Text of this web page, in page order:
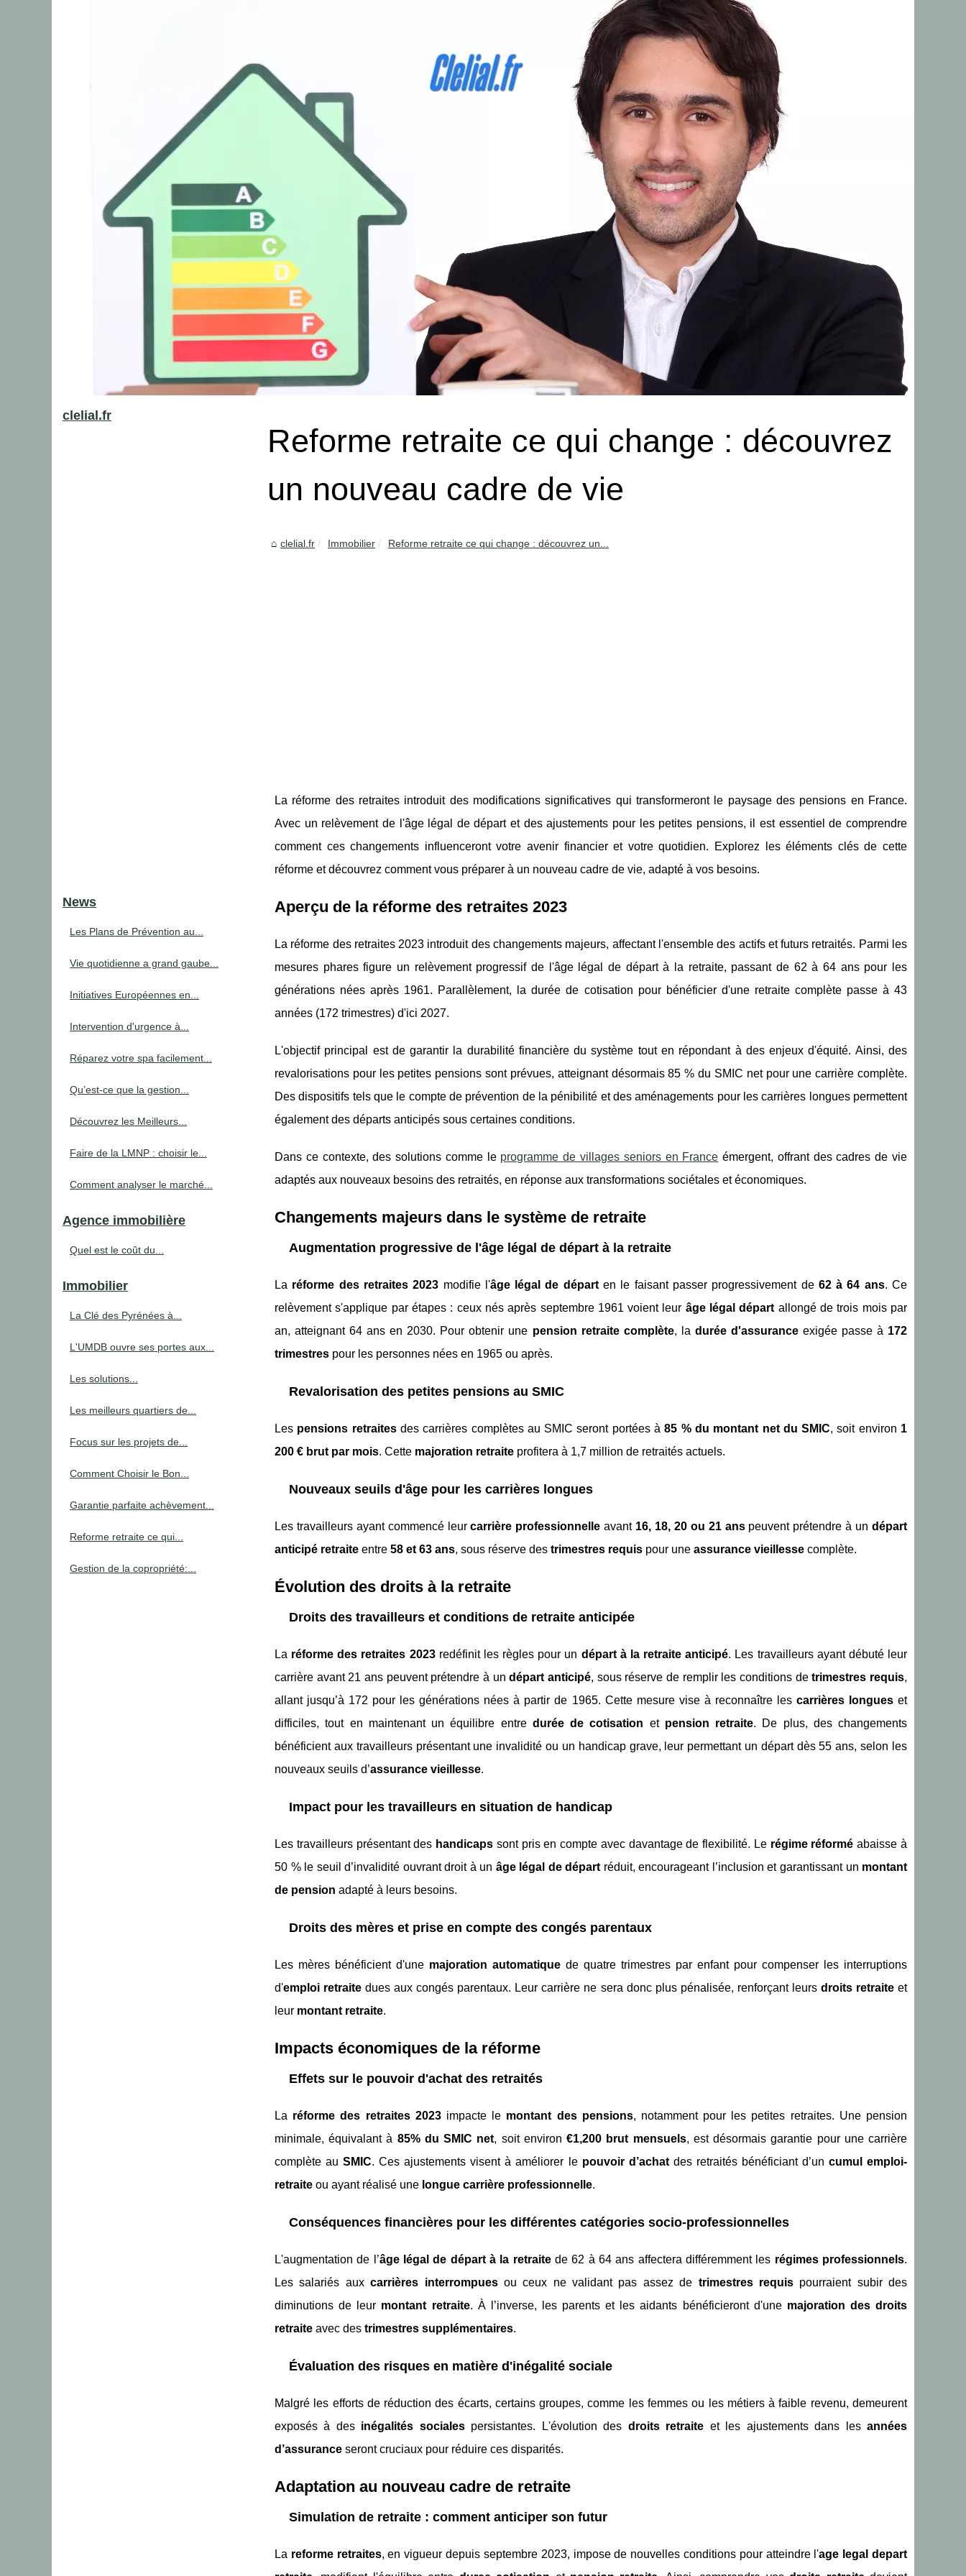
Reforme retraite ce qui change : découvrez
un nouveau cadre de vie
clelial.fr Immobilier Reforme retraite ce qui change : découvrez un...
La réforme des retraites introduit des modifications significatives qui transformeront le paysage des pensions en France.
Avec un relèvement de l'âge légal de départ et des ajustements pour les petites pensions, il est essentiel de comprendre
comment ces changements influenceront votre avenir financier et votre quotidien. Explorez les éléments clés de cette
réforme et découvrez comment vous préparer à un nouveau cadre de vie, adapté à vos besoins.
Aperçu de la réforme des retraites 2023
La réforme des retraites 2023 introduit des changements majeurs, affectant l'ensemble des actifs et futurs retraités. Parmi les
mesures phares figure un relèvement progressif de l'âge légal de départ à la retraite, passant de 62 à 64 ans pour les
générations nées après 1961. Parallèlement, la durée de cotisation pour bénéficier d'une retraite complète passe à 43
années (172 trimestres) d'ici 2027.
L'objectif principal est de garantir la durabilité financière du système tout en répondant à des enjeux d'équité. Ainsi, des
revalorisations pour les petites pensions sont prévues, atteignant désormais 85 % du SMIC net pour une carrière complète.
Des dispositifs tels que le compte de prévention de la pénibilité et des aménagements pour les carrières longues permettent
également des départs anticipés sous certaines conditions.
Dans ce contexte, des solutions comme le programme de villages seniors en France émergent, offrant des cadres de vie
adaptés aux nouveaux besoins des retraités, en réponse aux transformations sociétales et économiques.
Changements majeurs dans le système de retraite
Augmentation progressive de l'âge légal de départ à la retraite
La réforme des retraites 2023 modifie l'âge légal de départen le faisant passer progressivement de 62 à 64 ans. Ce
relèvement s'applique par étapes : ceux nés après septembre 1961 voient leur âge légal départ allongé de trois mois par
an, atteignant 64 ans en 2030. Pour obtenir une pension retraite complète, la durée d'assuranceexigée passe à 172
trimestres pour les personnes nées en 1965 ou après.
Revalorisation des petites pensions au SMIC
Les pensions retraitesdes carrières complètes au SMIC seront portées à85 % du montant net du SMIC, soit environ 1
200 € brut par mois. Cette majoration retraite profitera à 1,7 million de retraités actuels.
Nouveaux seuils d'âge pour les carrières longues
Les travailleurs ayant commencé leurcarrière professionnelle avant 16, 18, 20 ou 21 anspeuvent prétendre à undépart
anticipé retraite entre 58 et 63 ans, sous réserve des trimestres requis pour une assurance vieillesse complète.
Évolution des droits à la retraite
Droits des travailleurs et conditions de retraite anticipée
La réforme des retraites 2023redéfinit les règles pour un départ à la retraite anticipé. Les travailleurs ayant débuté leur
carrière avant 21 ans peuvent prétendre à undépart anticipé, sous réserve de remplir les conditions detrimestres requis,
allant jusqu’à 172 pour les générations nées à partir de 1965. Cette mesure vise à reconnaître les carrières longueset
difficiles, tout en maintenant un équilibre entre durée de cotisation et pension retraite. De plus, des changements
bénéficient aux travailleurs présentant une invalidité ou un handicap grave, leur permettant un départ dès 55 ans, selon les
nouveaux seuils d’assurance vieillesse.
Impact pour les travailleurs en situation de handicap
Les travailleurs présentant des handicaps sont pris en compte avec davantage de flexibilité. Le régime réformé abaisse à
50 % le seuil d’invalidité ouvrant droit à un âge légal de départ réduit, encourageant l’inclusion et garantissant un montant
de pension adapté à leurs besoins.
Droits des mères et prise en compte des congés parentaux
Les mères bénéficient d'une majoration automatique de quatre trimestres par enfant pour compenser les interruptions
d'emploi retraite dues aux congés parentaux. Leur carrière ne sera donc plus pénalisée, renforçant leurs droits retraiteet
leur montant retraite.
Impacts économiques de la réforme
Effets sur le pouvoir d'achat des retraités
La réforme des retraites 2023impacte le montant des pensions, notamment pour les petites retraites. Une pension
minimale, équivalant à 85% du SMIC net, soit environ€1,200 brut mensuels, est désormais garantie pour une carrière
complète auSMIC. Ces ajustements visent à améliorer le pouvoir d’achatdes retraités bénéficiant d’un cumul emploi-
retraite ou ayant réalisé une longue carrière professionnelle.
Conséquences financières pour les différentes catégories socio-professionnelles
L'augmentation de l’âge légal de départ à la retraitede 62 à 64 ans affectera différemment les régimes professionnels.
Les salariés auxcarrières interrompuesou ceux ne validant pas assez de trimestres requispourraient subir des
diminutions de leur montant retraite. À l’inverse, les parents et les aidants bénéficieront d'une majoration des droits
retraite avec des trimestres supplémentaires.
Évaluation des risques en matière d'inégalité sociale
Malgré les efforts de réduction des écarts, certains groupes, comme les femmes ou les métiers à faible revenu, demeurent
exposés à des inégalités socialespersistantes. L'évolution des droits retraite et les ajustements dans lesannées
d’assurance seront cruciaux pour réduire ces disparités.
Adaptation au nouveau cadre de retraite
Simulation de retraite : comment anticiper son futur
La reforme retraites, en vigueur depuis septembre 2023, impose de nouvelles conditions pour atteindre l'age legal depart
clelial.fr
News
Les Plans de Prévention au...
Vie quotidienne a grand gaube...
Initiatives Européennes en...
Intervention d'urgence à...
Réparez votre spa facilement...
Qu’est-ce que la gestion...
Découvrez les Meilleurs...
Faire de la LMNP : choisir le...
Comment analyser le marché...
Agence immobilière
Quel est le coût du...
Immobilier
La Clé des Pyrénées à...
L'UMDB ouvre ses portes aux...
Les solutions...
Les meilleurs quartiers de...
Focus sur les projets de...
Comment Choisir le Bon...
Garantie parfaite achèvement...
Reforme retraite ce qui...
Gestion de la copropriété:...